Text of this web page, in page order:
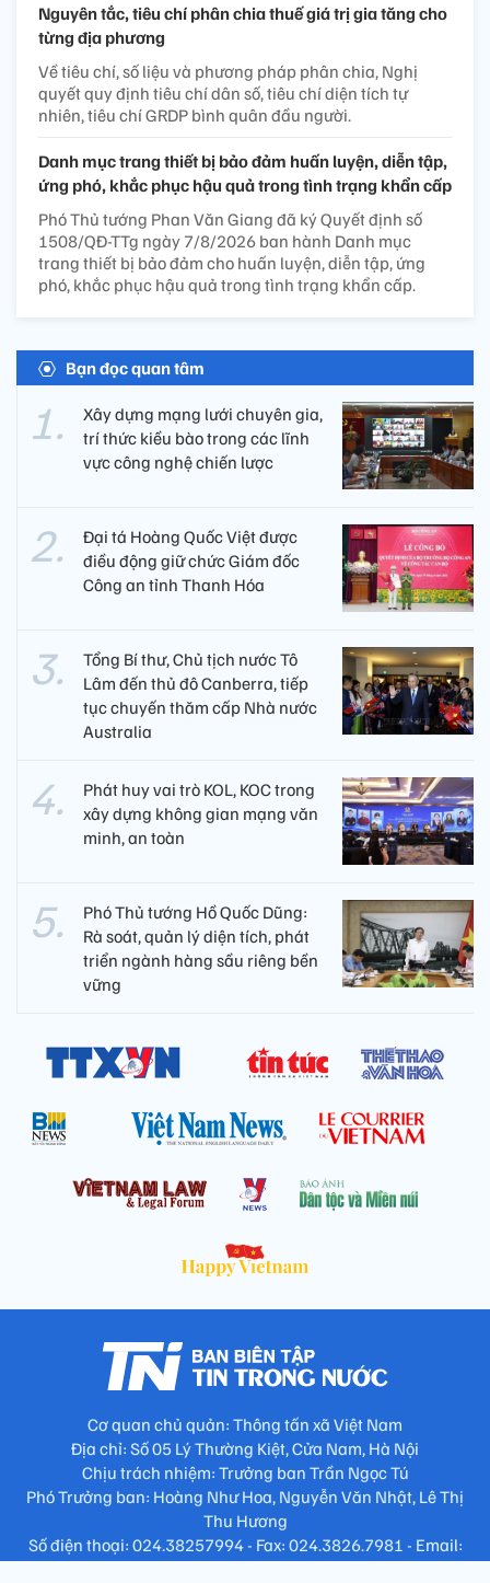
Nguyên tắc, tiêu chí phân chia thuế giá trị gia tăng cho
từng địa phương
Về tiêu chí, số liệu và phương pháp phân chia, Nghị
quyết quy định tiêu chí dân số, tiêu chí diện tích tự
nhiên, tiêu chí GRDP bình quân đầu người.
Danh mục trang thiết bị bảo đảm huấn luyện, diễn tập,
ứng phó, khắc phục hậu quả trong tình trạng khẩn cấp
Phó Thủ tướng Phan Văn Giang đã ký Quyết định số
1508/QĐ-TTg ngày 7/8/2026 ban hành Danh mục
trang thiết bị bảo đảm cho huấn luyện, diễn tập, ứng
phó, khắc phục hậu quả trong tình trạng khẩn cấp.
Bạn đọc quan tâm
Xây dựng mạng lưới chuyên gia,
trí thức kiều bào trong các lĩnh
vực công nghệ chiến lược
Đại tá Hoàng Quốc Việt được
điều động giữ chức Giám đốc
Công an tỉnh Thanh Hóa
Tổng Bí thư, Chủ tịch nước Tô
Lâm đến thủ đô Canberra, tiếp
tục chuyến thăm cấp Nhà nước
Australia
Phát huy vai trò KOL, KOC trong
xây dựng không gian mạng văn
minh, an toàn
Phó Thủ tướng Hồ Quốc Dũng:
Rà soát, quản lý diện tích, phát
triển ngành hàng sầu riêng bền
vững
Cơ quan chủ quản: Thông tấn xã Việt Nam
Địa chỉ: Số 05 Lý Thường Kiệt, Cửa Nam, Hà Nội
Chịu trách nhiệm: Trưởng ban Trần Ngọc Tú
Phó Trưởng ban: Hoàng Như Hoa, Nguyễn Văn Nhật, Lê Thị
Thu Hương
Số điện thoại: 024.38257994 - Fax: 024.3826.7981 - Email:
tap.phongbien@gmail.com